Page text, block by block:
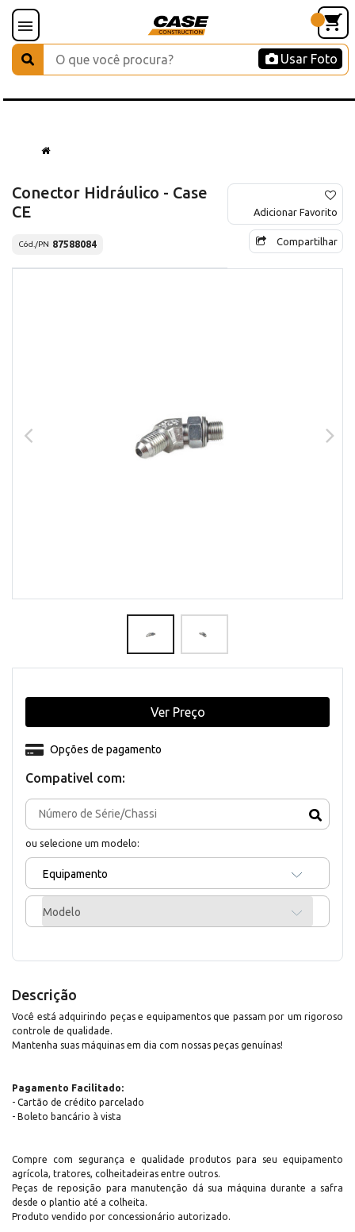
Usar Foto
Conector Hidráulico - Case
CE
Cód./PN 87588084
Adicionar Favorito
Compartilhar
Compativel com:
ou selecione um modelo:
Equipamento
Modelo
Opções de pagamento
Ver Preço
Descrição
Você está adquirindo peças e equipamentos que passam por um rigoroso
controle de qualidade.
Mantenha suas máquinas em dia com nossas peças genuínas!
Pagamento Facilitado:
- Cartão de crédito parcelado
- Boleto bancário à vista
Compre com segurança e qualidade produtos para seu equipamento
agrícola, tratores, colheitadeiras entre outros.
Peças de reposição para manutenção dá sua máquina durante a safra
desde o plantio até a colheita.
Produto vendido por concessionário autorizado.